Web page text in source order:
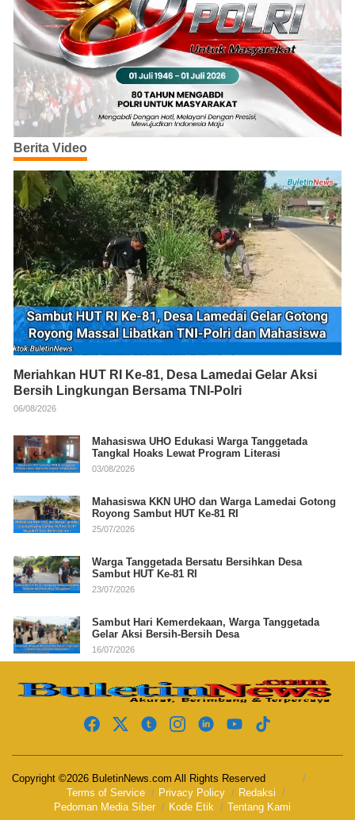
Berita Video
Meriahkan HUT RI Ke-81, Desa Lamedai Gelar Aksi
Bersih Lingkungan Bersama TNI-Polri
06/08/2026
Mahasiswa UHO Edukasi Warga Tanggetada
Tangkal Hoaks Lewat Program Literasi
03/08/2026
Mahasiswa KKN UHO dan Warga Lamedai Gotong
Royong Sambut HUT Ke-81 RI
25/07/2026
Warga Tanggetada Bersatu Bersihkan Desa
Sambut HUT Ke-81 RI
23/07/2026
Sambut Hari Kemerdekaan, Warga Tanggetada
Gelar Aksi Bersih-Bersih Desa
16/07/2026
Copyright ©2026 BuletinNews.com All Rights Reserved
Terms of Service
Privacy Policy
Redaksi
Pedoman Media Siber
Kode Etik Tentang Kami